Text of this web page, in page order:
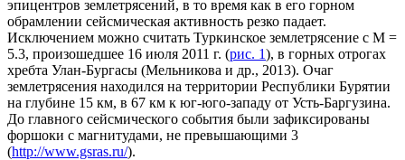
эпицентров землетрясений, в то время как в его горном
обрамлении сейсмическая активность резко падает.
Исключением можно считать Туркинское землетрясение с M =
5.3, произошедшее 16 июля 2011 г. (рис. 1), в горных отрогах
хребта Улан-Бургасы (Мельникова и др., 2013). Очаг
землетрясения находился на территории Республики Бурятии
на глубине 15 км, в 67 км к юг-юго-западу от Усть-Баргузина.
До главного сейсмического события были зафиксированы
форшоки с магнитудами, не превышающими 3
(http://www.gsras.ru/).